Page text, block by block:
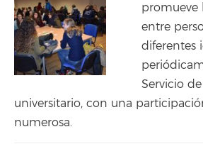
promueve
entre
diferentes
Servicio
universitario, con una
numerosa.